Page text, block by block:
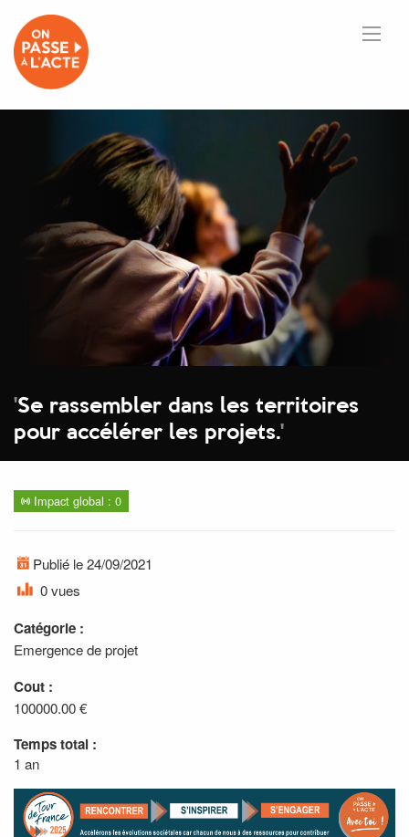
'Se rassembler dans les territoires
pour accélérer les projets.'
Impact global : 0
Publié le 24/09/2021
0 vues
Catégorie :
Emergence de projet
Cout :
100000.00 €
Temps total :
1 an